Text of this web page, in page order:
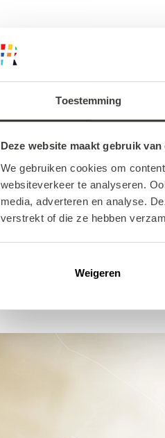
Toestemming
Deze website maakt gebruik van
We gebruiken cookies om
websiteverkeer te analyseren.
media, adverteren en analyse.
verstrekt of die ze hebben
Weigeren
Wat is
gebruikelijke laatste
in Rotterdam
Bey: "Roze Zaterdagis
Zaterdag ligt op het
Roze Zaterdag weer